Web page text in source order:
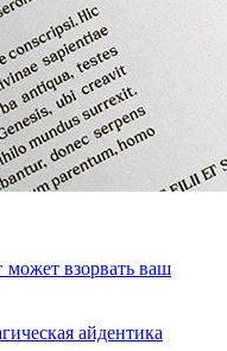
может взорвать ваш
айдентика